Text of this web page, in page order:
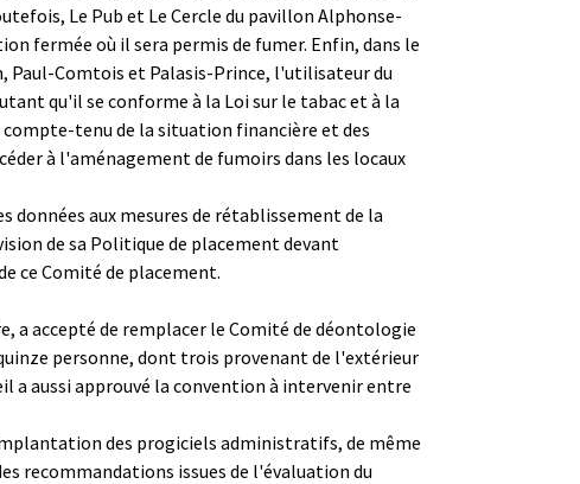
Le Pub et Le Cercle du pavillon Alphonse-
fermée où il sera permis de fumer. Enfin, dans le
Paul-Comtois et Palasis-Prince, l'utilisateur du
qu'il se conforme à la Loi sur le tabac et à la
tenu de la situation financière et des
à l'aménagement de fumoirs dans les locaux
aux mesures de rétablissement de la
de sa Politique de placement devant
ce Comité de placement.
a accepté de remplacer le Comité de déontologie
personne, dont trois provenant de l'extérieur
a aussi approuvé la convention à intervenir entre
des progiciels administratifs, de même
recommandations issues de l'évaluation du